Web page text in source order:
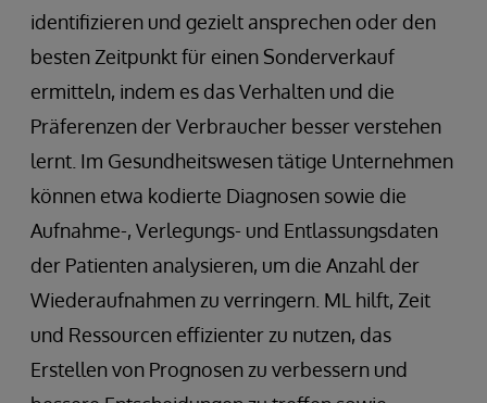
identifizieren und gezielt ansprechen oder den
besten Zeitpunkt für einen Sonderverkauf
ermitteln, indem es das Verhalten und die
Präferenzen der Verbraucher besser verstehen
lernt. Im Gesundheitswesen tätige Unternehmen
können etwa kodierte Diagnosen sowie die
Aufnahme-, Verlegungs- und Entlassungsdaten
der Patienten analysieren, um die Anzahl der
Wiederaufnahmen zu verringern. ML hilft, Zeit
und Ressourcen effizienter zu nutzen, das
Erstellen von Prognosen zu verbessern und